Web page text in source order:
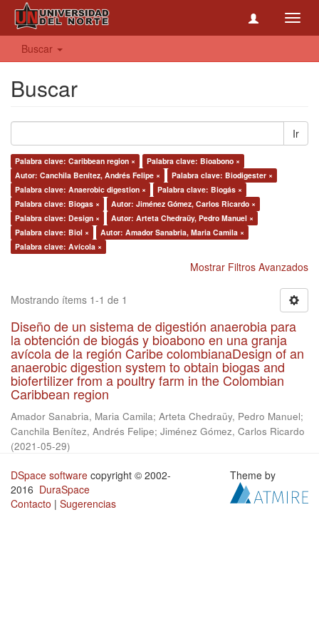
Buscar
Buscar
Ir
Palabra clave: Caribbean region ×
Palabra clave: Bioabono ×
Autor: Canchila Benítez, Andrés Felipe ×
Palabra clave: Biodigester ×
Palabra clave: Anaerobic digestion ×
Palabra clave: Biogás ×
Palabra clave: Biogas ×
Autor: Jiménez Gómez, Carlos Ricardo ×
Palabra clave: Design ×
Autor: Arteta Chedraüy, Pedro Manuel ×
Palabra clave: Biol ×
Autor: Amador Sanabria, Maria Camila ×
Palabra clave: Avícola ×
Mostrar Filtros Avanzados
Mostrando ítems 1-1 de 1
Diseño de un sistema de digestión anaerobia para
la obtención de biogás y bioabono en una granja
avícola de la región Caribe colombianaDesign of an
anaerobic digestion system to obtain biogas and
biofertilizer from a poultry farm in the Colombian
Caribbean region
Amador Sanabria, Maria Camila; Arteta Chedraüy, Pedro Manuel;
Canchila Benítez, Andrés Felipe; Jiménez Gómez, Carlos Ricardo
(2021-05-29)
DSpace software copyright © 2002-
2016 DuraSpace
Contacto | Sugerencias
Theme by